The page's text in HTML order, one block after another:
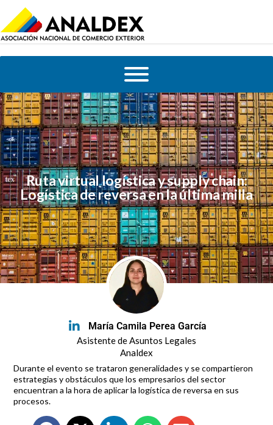
Ruta virtual logística y supply chain:
Logística de reversa en la última milla
María Camila Perea García
Asistente de Asuntos Legales
Analdex
Durante el evento se trataron generalidades y se compartieron
estrategias y obstáculos que los empresarios del sector
encuentran a la hora de aplicar la logística de reversa en sus
procesos.